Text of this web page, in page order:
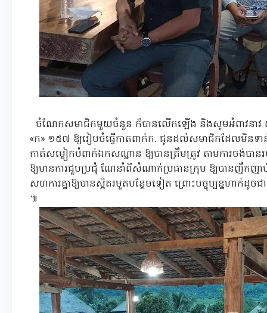
ចំណែកសមាជិកមួយចំនួន ក៏បានលើកឡើង និងសូមអំពាវនាវ
«ក» ១៥៧ ឱ្យរៀបចំធ្វើកាតពាក់ក. ជូនដល់សមាជិកដែលមិនទា
កាត់សម្លៀកបំពាក់ឯកសណ្ឋាន ឱ្យបានត្រឹមត្រូវ តាមការចង់ប
ឱ្យមានការជួបប្រជុំ ណែនាំពីសំណាក់ប្រធានក្រុម ឱ្យបានញឹកញា
សហការគ្នាឱ្យបានស្អិតរមួតបន្ថែមទៀត ព្រោះបច្ចុប្បន្នហាក់ដូចជ
៕